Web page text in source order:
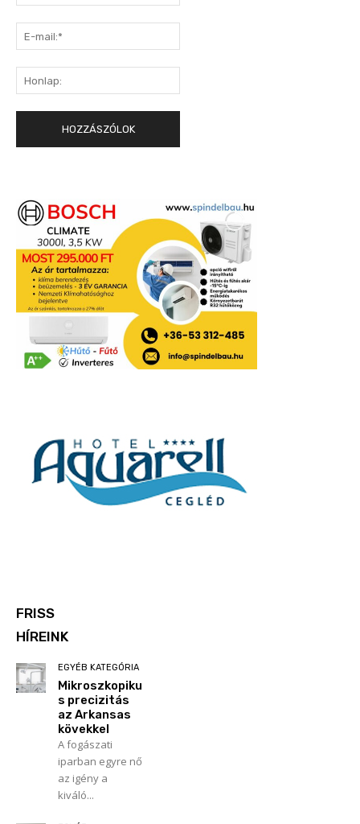
mail:*
FRISS
HÍREINK
EGYÉB KATEGÓRIA
Mikroszkopiku
s precizitás
az Arkansas
kövekkel
A fogászati
iparban egyre nő
az igény a
kiváló...